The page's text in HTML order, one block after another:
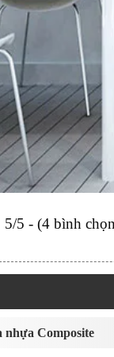
5/5 - (4 bình
nhựa Composite